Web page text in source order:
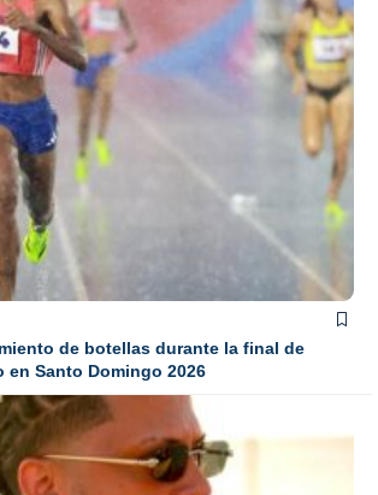
de botellas durante la final de
en Santo Domingo 2026